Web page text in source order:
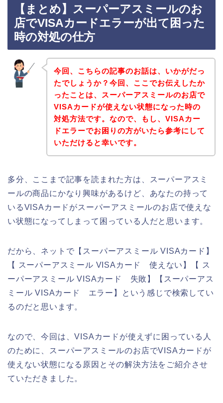
【まとめ】スーパーアスミールのお
店でVISAカードエラーが出て困った
時の対処の仕方
今回、こちらの記事のお話は、いかがだっ
たでしょうか？今回、ここでお伝えしたか
ったことは、スーパーアスミールのお店で
VISAカードが使えない状態になった時の
対処方法です。なので、もし、VISAカー
ドエラーでお困りの方がいたら参考にして
いただけると幸いです。
多分、ここまで記事を読まれた方は、スーパーアスミ
ールの商品にかなり興味があるけど、あなたの持って
いるVISAカードがスーパーアスミールのお店で使えな
い状態になってしまって困っている人だと思います。
だから、ネットで【スーパーアスミール VISAカード】
【 スーパーアスミール VISAカード 使えない】【 ス
ーパーアスミール VISAカード 失敗】【スーパーアス
ミール VISAカード エラー】という感じで検索してい
るのだと思います。
なので、今回は、VISAカードが使えずに困っている人
のために、スーパーアスミールのお店でVISAカードが
使えない状態になる原因とその解決方法をご紹介させ
ていただきました。